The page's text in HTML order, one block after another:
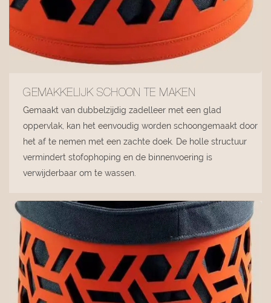
GEMAKKELIJK SCHOON TE MAKEN
Gemaakt van dubbelzijdig zadelleer met een glad
oppervlak, kan het eenvoudig worden schoongemaakt door
het af te nemen met een zachte doek. De holle structuur
vermindert stofophoping en de binnenvoering is
verwijderbaar om te wassen.